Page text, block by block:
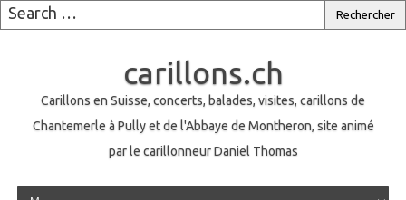
carillons.ch
Carillons en Suisse, concerts, balades, visites, carillons de
Chantemerle à Pully et de l'Abbaye de Montheron, site animé
par le carillonneur Daniel Thomas
Skip to content